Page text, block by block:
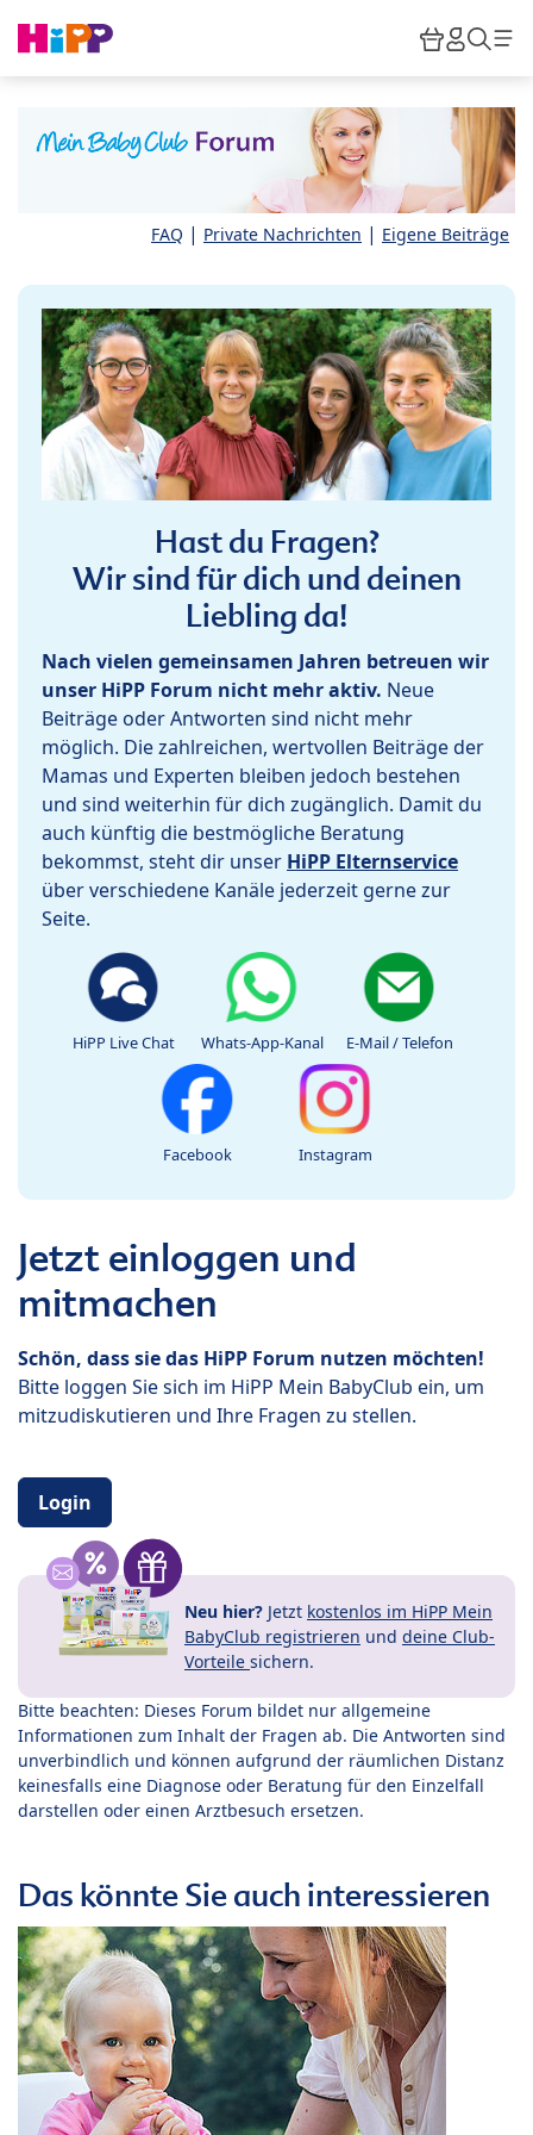
HiPP
FAQ | Private Nachrichten | Eigene Beiträge
Hast du Fragen?
Wir sind für dich und deinen
Liebling da!
Nach vielen gemeinsamen Jahren betreuen wir
unser HiPP Forum nicht mehr aktiv. Neue
Beiträge oder Antworten sind nicht mehr
möglich. Die zahlreichen, wertvollen Beiträge der
Mamas und Experten bleiben jedoch bestehen
und sind weiterhin für dich zugänglich. Damit du
auch künftig die bestmögliche Beratung
bekommst, steht dir unser HiPP Elternservice
über verschiedene Kanäle jederzeit gerne zur
Seite.
HiPP Live Chat Whats-App-Kanal E-Mail / Telefon
Facebook Instagram
Jetzt einloggen und
mitmachen
Schön, dass sie das HiPP Forum nutzen möchten!
Bitte loggen Sie sich im HiPP Mein BabyClub ein, um
mitzudiskutieren und Ihre Fragen zu stellen.
Login
Neu hier? Jetzt kostenlos im HiPP Mein
BabyClub registrieren und deine Club-
Vorteile sichern.
Bitte beachten: Dieses Forum bildet nur allgemeine
Informationen zum Inhalt der Fragen ab. Die Antworten sind
unverbindlich und können aufgrund der räumlichen Distanz
keinesfalls eine Diagnose oder Beratung für den Einzelfall
darstellen oder einen Arztbesuch ersetzen.
Das könnte Sie auch interessieren